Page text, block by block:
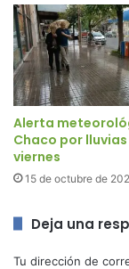
Alerta
Chaco por
viernes
15 de octubre de
Deja una
Tu dirección de